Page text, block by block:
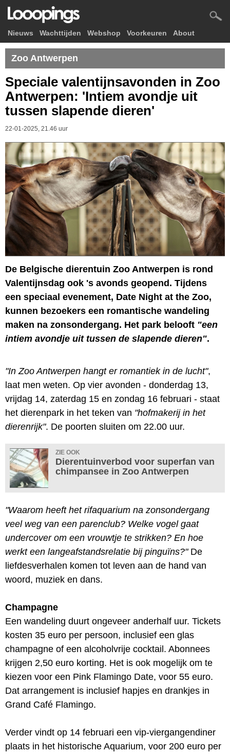
Nieuws Wachttijden Webshop Voorkeuren About
Zoo Antwerpen
Speciale valentijnsavonden in Zoo
Antwerpen: 'Intiem avondje uit
tussen slapende dieren'
22-01-2025, 21.46 uur
De Belgische dierentuin Zoo Antwerpen is rond
Valentijnsdag ook 's avonds geopend. Tijdens
een speciaal evenement, Date Night at the Zoo,
kunnen bezoekers een romantische wandeling
maken na zonsondergang. Het park belooft "een
intiem avondje uit tussen de slapende dieren".
"In Zoo Antwerpen hangt er romantiek in de lucht",
laat men weten. Op vier avonden - donderdag 13,
vrijdag 14, zaterdag 15 en zondag 16 februari - staat
het dierenpark in het teken van "hofmakerij in het
dierenrijk". De poorten sluiten om 22.00 uur.
ZIE OOK
Dierentuinverbod voor superfan van
chimpansee in Zoo Antwerpen
"Waarom heeft het rifaquarium na zonsondergang
veel weg van een parenclub? Welke vogel gaat
undercover om een vrouwtje te strikken? En hoe
werkt een langeafstandsrelatie bij pinguïns?"De
liefdesverhalen komen tot leven aan de hand van
woord, muziek en dans.
Champagne
Een wandeling duurt ongeveer anderhalf uur. Tickets
kosten 35 euro per persoon, inclusief een glas
champagne of een alcoholvrije cocktail. Abonnees
krijgen 2,50 euro korting. Het is ook mogelijk om te
kiezen voor een Pink Flamingo Date, voor 55 euro.
Dat arrangement is inclusief hapjes en drankjes in
Grand Café Flamingo.
Verder vindt op 14 februari een vip-viergangendiner
plaats in het historische Aquarium, voor 200 euro per